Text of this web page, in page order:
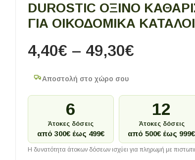
DUROSTIC ΟΞΙΝΟ
ΓΙΑ ΟΙΚΟΔΟΜΙΚΑ
4,40€ – 49,30€
Αποστολή στο χώρο σου
6
Άτοκες δόσεις
από 300€ έως 499€
12
Άτοκες δόσεις
από 500€ έως 999€
Η δυνατότητα άτοκων δόσεων ισχύει για πληρωμή με